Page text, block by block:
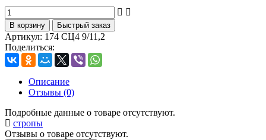
В корзину Быстрый заказ
Артикул: 174 СЦ4 9/11,2
Поделиться:
Описание
Отзывы (0)
Подробные данные о товаре отсутствуют.
стропы
Отзывы о товаре отсутствуют.